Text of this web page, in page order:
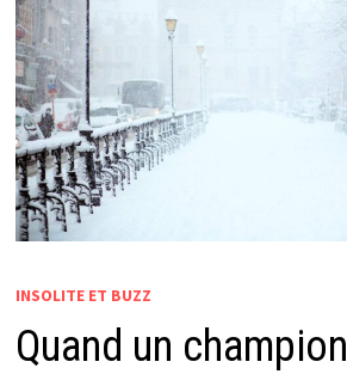
INSOLITE ET BUZZ
Quand un champion